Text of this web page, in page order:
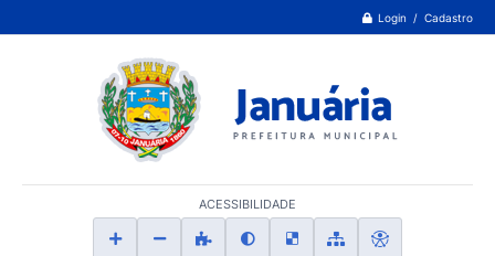
Login / Cadastro
ACESSIBILIDADE